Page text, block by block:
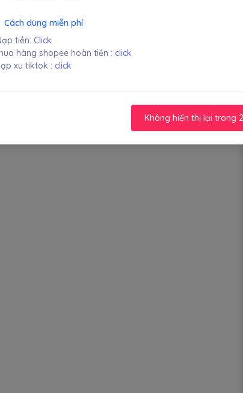
Cách dùng miễn phí
tiền: Click
hàng shopee hoàn tiền : click
xu tiktok : click
Không hiển thị lại trong